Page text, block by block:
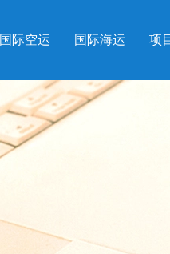
国际空运 国际海运 项